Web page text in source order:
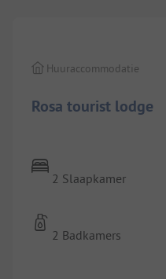
Rosa tourist lodge
Huuraccommodatie
2 Slaapkamer
2 Badkamers